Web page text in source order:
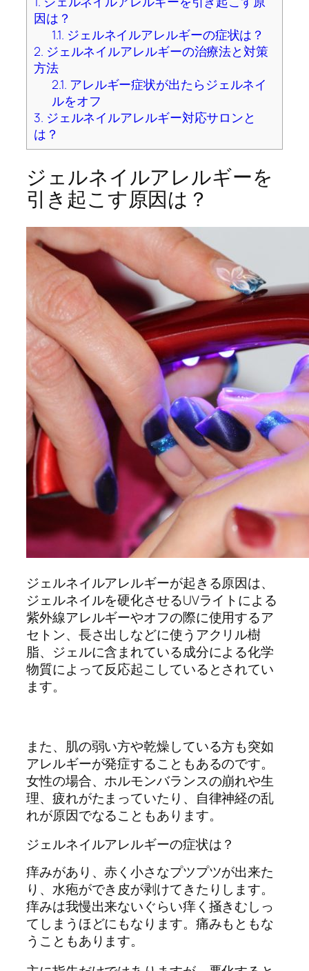
因は？
1.1. ジェルネイルアレルギーの症状は？
2. ジェルネイルアレルギーの治療法と対策
方法
2.1. アレルギー症状が出たらジェルネイ
ルをオフ
3. ジェルネイルアレルギー対応サロンと
は？
ジェルネイルアレルギーを
引き起こす原因は？
ジェルネイルアレルギーが起きる原因は、
ジェルネイルを硬化させるUVライトによる
紫外線アレルギーやオフの際に使用するア
セトン、長さ出しなどに使うアクリル樹
脂、ジェルに含まれている成分による化学
物質によって反応起こしているとされてい
ます。
また、肌の弱い方や乾燥している方も突如
アレルギーが発症することもあるのです。
女性の場合、ホルモンバランスの崩れや生
理、疲れがたまっていたり、自律神経の乱
れが原因でなることもあります。
ジェルネイルアレルギーの症状は？
痒みがあり、赤く小さなプツプツが出来た
り、水疱ができ皮が剥けてきたりします。
痒みは我慢出来ないぐらい痒く掻きむしっ
てしまうほどにもなります。痛みもともな
うこともあります。